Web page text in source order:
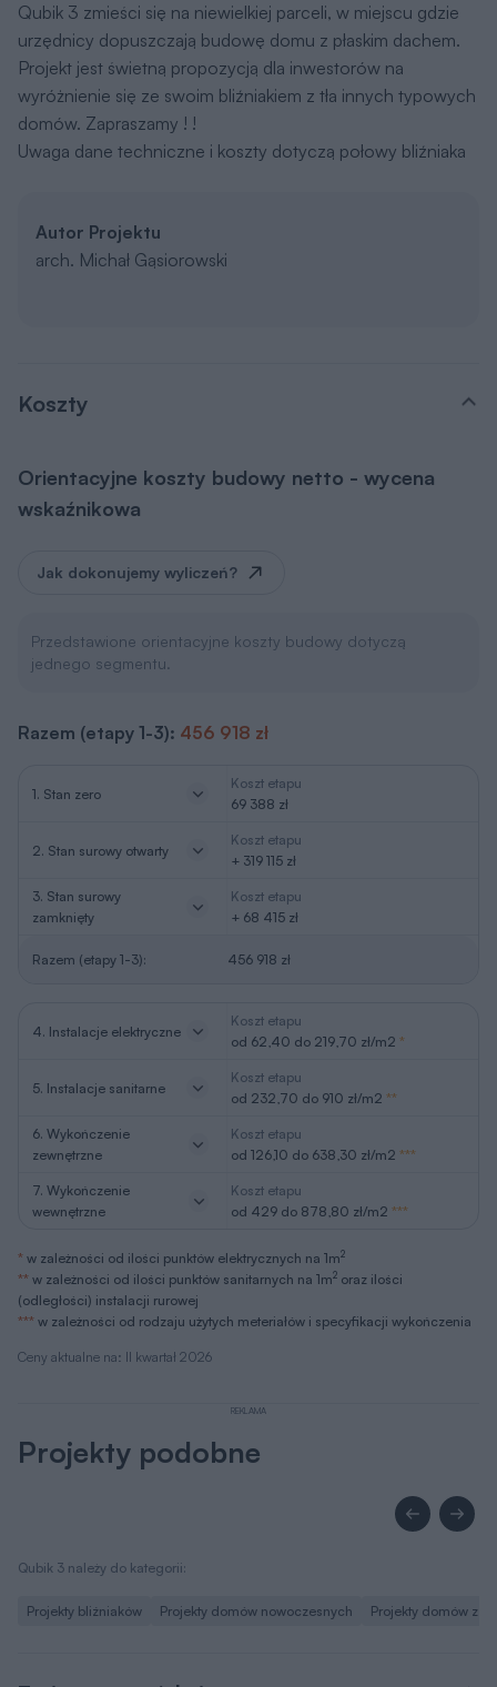
Qubik 3 zmieści się na niewielkiej parceli, w miejscu gdzie
urzędnicy dopuszczają budowę domu z płaskim dachem.
Projekt jest świetną propozycją dla inwestorów na
wyróżnienie się ze swoim bliźniakiem z tła innych typowych
domów. Zapraszamy ! !
Uwaga dane techniczne i koszty dotyczą połowy bliźniaka
Autor Projektu
arch. Michał Gąsiorowski
Koszty
Orientacyjne koszty budowy netto - wycena
wskaźnikowa
Ceny aktualne na: II kwartał 2026
Jak dokonujemy wyliczeń?
Przedstawione orientacyjne koszty budowy dotyczą
jednego segmentu.
Razem (etapy 1-3): 456 918 zł
1. Stan zero
Koszt etapu
69 388 zł
2. Stan surowy otwarty
Koszt etapu
+ 319 115 zł
3. Stan surowy
zamknięty
Koszt etapu
+ 68 415 zł
Razem (etapy 1-3): 456 918 zł
4. Instalacje elektryczne
Koszt etapu
od 62,40 do 219,70 zł/m2 *
5. Instalacje sanitarne
Koszt etapu
od 232,70 do 910 zł/m2 **
6. Wykończenie
zewnętrzne
Koszt etapu
od 126,10 do 638,30 zł/m2 ***
7. Wykończenie
wewnętrzne
Koszt etapu
od 429 do 878,80 zł/m2 ***
* w zależności od ilości punktów elektrycznych na 1m2
** w zależności od ilości punktów sanitarnych na 1m2 oraz ilości
(odległości) instalacji rurowej
*** w zależności od rodzaju użytych meteriałów i specyfikacji wykończenia
REKLAMA
Projekty podobne
Qubik 3 należy do kategorii:
Projekty bliźniaków Projekty domów nowoczesnych Projekty domów z